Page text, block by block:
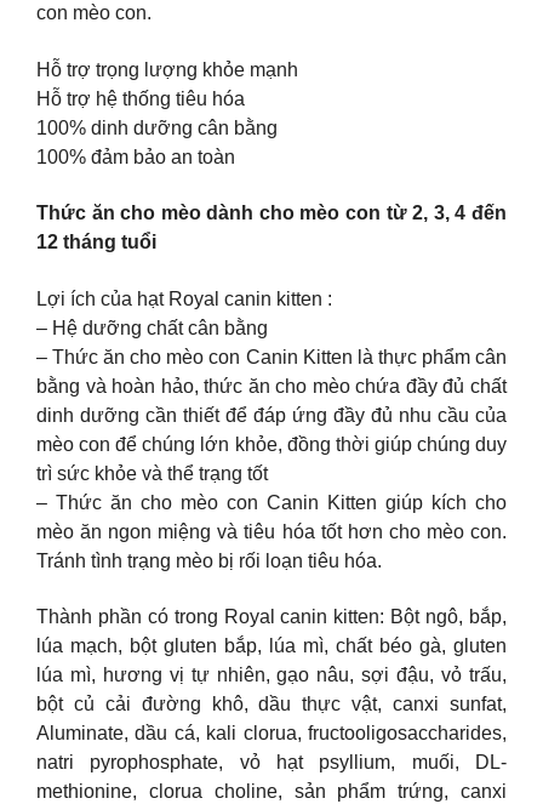
con mèo con.
Hỗ trợ trọng lượng khỏe mạnh
Hỗ trợ hệ thống tiêu hóa
100% dinh dưỡng cân bằng
100% đảm bảo an toàn
Thức ăn cho mèo dành cho mèo con từ 2, 3, 4 đến
12 tháng tuổi
Lợi ích của hạt Royal canin kitten :
– Hệ dưỡng chất cân bằng
– Thức ăn cho mèo con Canin Kitten là thực phẩm cân
bằng và hoàn hảo, thức ăn cho mèo chứa đầy đủ chất
dinh dưỡng cần thiết để đáp ứng đầy đủ nhu cầu của
mèo con để chúng lớn khỏe, đồng thời giúp chúng duy
trì sức khỏe và thể trạng tốt
– Thức ăn cho mèo con Canin Kitten giúp kích cho
mèo ăn ngon miệng và tiêu hóa tốt hơn cho mèo con.
Tránh tình trạng mèo bị rối loạn tiêu hóa.
Thành phần có trong Royal canin kitten: Bột ngô, bắp,
lúa mạch, bột gluten bắp, lúa mì, chất béo gà, gluten
lúa mì, hương vị tự nhiên, gạo nâu, sợi đậu, vỏ trấu,
bột củ cải đường khô, dầu thực vật, canxi sunfat,
Aluminate, dầu cá, kali clorua, fructooligosaccharides,
natri pyrophosphate, vỏ hạt psyllium, muối, DL-
methionine, clorua choline, sản phẩm trứng, canxi